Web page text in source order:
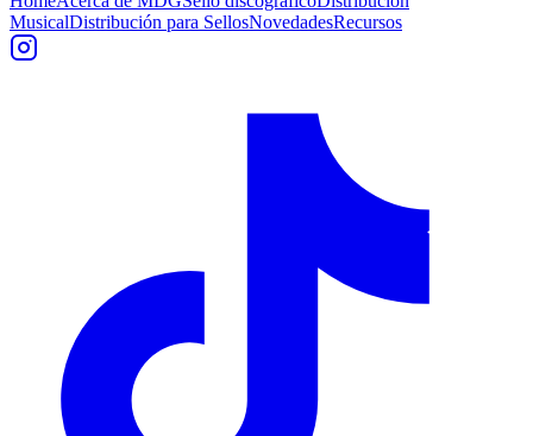
MusicalDistribución para SellosNovedadesRecursos